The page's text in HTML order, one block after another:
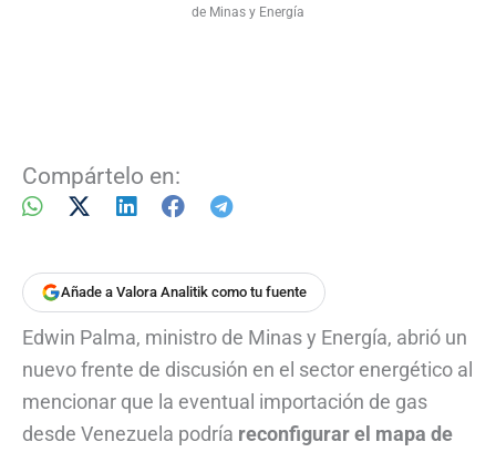
de Minas y Energía
Compártelo en:
Añade a Valora Analitik como tu fuente
Edwin Palma, ministro de Minas y Energía, abrió un
nuevo frente de discusión en el sector energético al
mencionar que la eventual importación de gas
desde Venezuela podría reconfigurar el mapa de